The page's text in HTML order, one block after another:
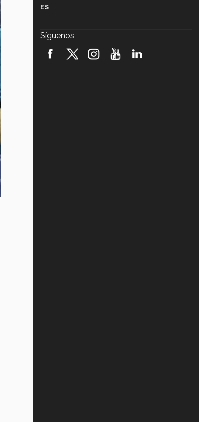
robótica FIRST 2026! (video)
ES
Síguenos